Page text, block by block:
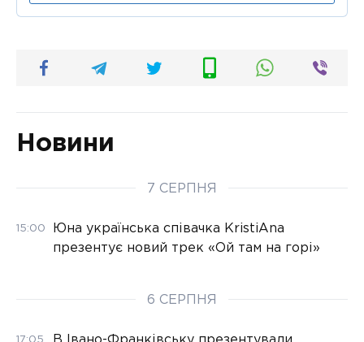
Новини
7 СЕРПНЯ
15:00
Юна українська співачка KristiAna
презентує новий трек «Ой там на горі»
6 СЕРПНЯ
17:05